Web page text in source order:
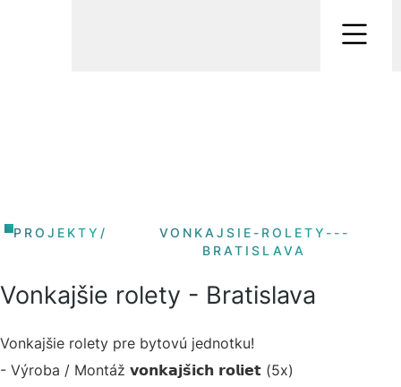
PROJEKTY /
VONKAJSIE-ROLETY---
BRATISLAVA
Vonkajšie rolety - Bratislava
Vonkajšie rolety pre bytovú jednotku!
- Výroba / Montáž 𝘃𝗼𝗻𝗸𝗮𝗷𝘀̌𝗶𝗰𝗵 𝗿𝗼𝗹𝗶𝗲𝘁 (5x)